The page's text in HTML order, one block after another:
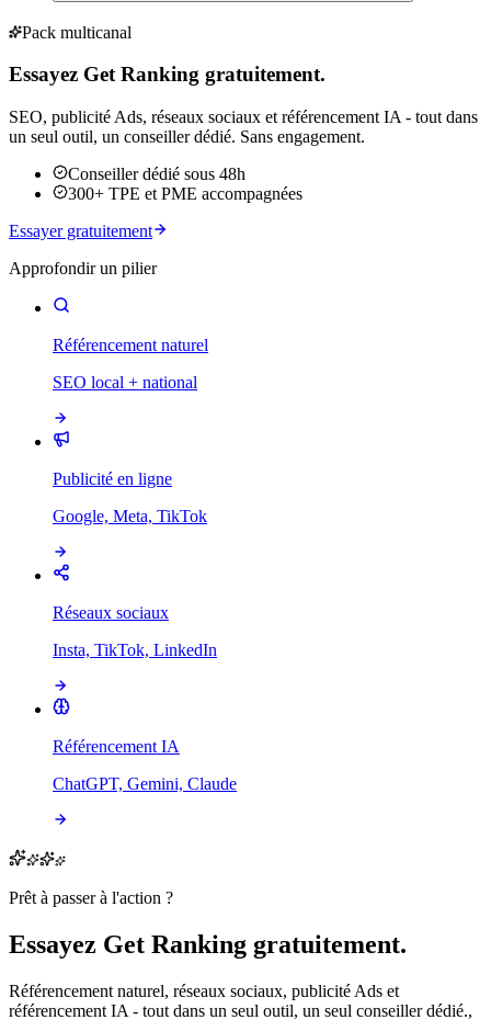
Pack multicanal
Essayez Get Ranking gratuitement.
SEO, publicité Ads, réseaux sociaux et référencement IA - tout dans
un seul outil, un conseiller dédié. Sans engagement.
Conseiller dédié sous 48h
300+ TPE et PME accompagnées
Essayer gratuitement
Approfondir un pilier
Référencement naturel
SEO local + national
Publicité en ligne
Google, Meta, TikTok
Réseaux sociaux
Insta, TikTok, LinkedIn
Référencement IA
ChatGPT, Gemini, Claude
Prêt à passer à l'action ?
Essayez Get Ranking gratuitement.
Référencement naturel, réseaux sociaux, publicité Ads et
référencement IA - tout dans un seul outil, un seul conseiller dédié.,